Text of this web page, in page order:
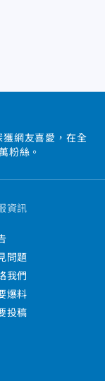
網友喜愛，在全
粉絲。
資訊
問題
我們
爆料
投稿